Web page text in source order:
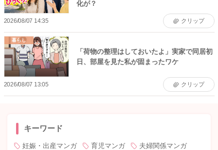
化が？
2026/08/07 14:35 クリップ
暮らし
「荷物の整理はしておいたよ」実家で同居初
日、部屋を見た私が固まったワケ
2026/08/07 13:05 クリップ
キーワード
妊娠・出産マンガ 育児マンガ
夫婦関係マンガ